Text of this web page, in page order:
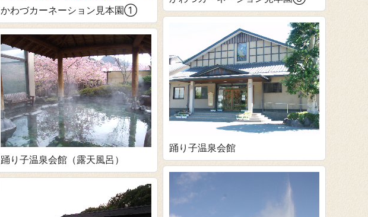
かわづカーネーション見本園①
踊り子温泉会館
踊り子温泉会館（露天風呂）